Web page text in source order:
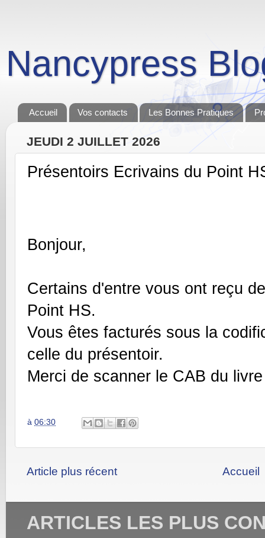
Nancypress
Accueil Vos contacts Les Bonnes Pratiques
JEUDI 2 JUILLET 2026
Présentoirs Ecrivains du Point
Bonjour,
Certains d'entre vous ont reçu
Point HS.
Vous êtes facturés sous la
celle du présentoir.
Merci de scanner le CAB du
à 06:30
Article plus récent Accueil
ARTICLES LES PLUS